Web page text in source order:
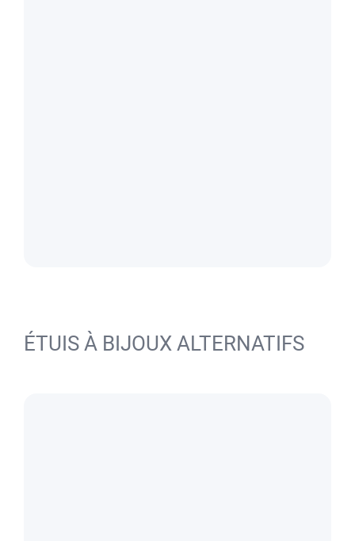
ÉTUIS À BIJOUX ALTERNATIFS